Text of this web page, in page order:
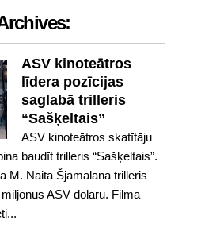
ASV kinoteātros
līdera pozīcijas
saglabā trilleris
“Sašķeltais”
ASV kinoteātros skatītāju
baudīt trilleris “Sašķeltais”.
M. Naita Šjamalana trilleris
ASV dolāru. Filma